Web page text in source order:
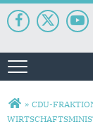
Toggle navigation
Sie sind
» CDU-